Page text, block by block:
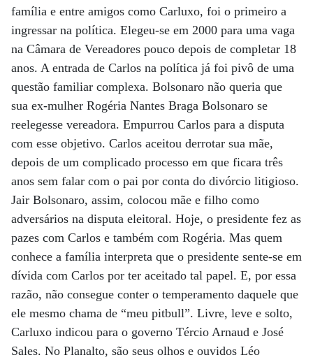
família e entre amigos como Carluxo, foi o primeiro a
ingressar na política. Elegeu-se em 2000 para uma vaga
na Câmara de Vereadores pouco depois de completar 18
anos. A entrada de Carlos na política já foi pivô de uma
questão familiar complexa. Bolsonaro não queria que
sua ex-mulher Rogéria Nantes Braga Bolsonaro se
reelegesse vereadora. Empurrou Carlos para a disputa
com esse objetivo. Carlos aceitou derrotar sua mãe,
depois de um complicado processo em que ficara três
anos sem falar com o pai por conta do divórcio litigioso.
Jair Bolsonaro, assim, colocou mãe e filho como
adversários na disputa eleitoral. Hoje, o presidente fez as
pazes com Carlos e também com Rogéria. Mas quem
conhece a família interpreta que o presidente sente-se em
dívida com Carlos por ter aceitado tal papel. E, por essa
razão, não consegue conter o temperamento daquele que
ele mesmo chama de “meu pitbull”. Livre, leve e solto,
Carluxo indicou para o governo Tércio Arnaud e José
Sales. No Planalto, são seus olhos e ouvidos Léo